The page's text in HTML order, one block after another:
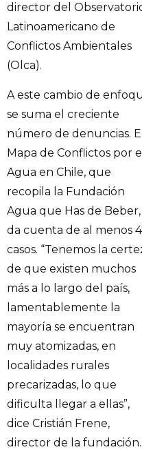
director del
Latinoamericano de
Conflictos Ambientales
(Olca).
A este cambio de
se suma el creciente
número de denuncias. El
Mapa de Conflictos por el
Agua en Chile, que
recopila la Fundación
Agua que Has de Beber,
da cuenta de al menos
casos. “Tenemos la
de que existen muchos
más a lo largo del país,
lamentablemente la
mayoría se encuentran
muy atomizadas, en
localidades rurales
precarizadas, lo que
dificulta llegar a ellas”,
dice Cristián Frene,
director de la fundación.